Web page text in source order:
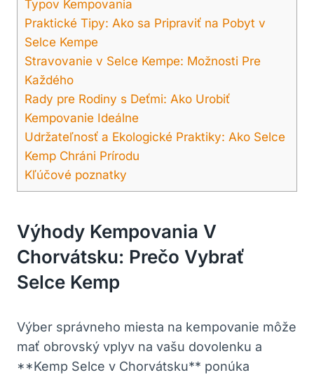
Typov Kempovania
Praktické Tipy: Ako sa Pripraviť na Pobyt v
Selce Kempe
Stravovanie v Selce Kempe: Možnosti Pre
Každého
Rady pre Rodiny s Deťmi: Ako Urobiť
Kempovanie Ideálne
Udržateľnosť a Ekologické Praktiky: Ako Selce
Kemp Chráni Prírodu
Kľúčové poznatky
Výhody Kempovania V
Chorvátsku: Prečo Vybrať
Selce Kemp
Výber správneho miesta na kempovanie môže
mať obrovský vplyv na vašu dovolenku a
**Kemp Selce v Chorvátsku** ponúka